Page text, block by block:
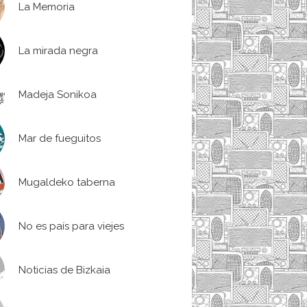
La Memoria
La mirada negra
Madeja Sonikoa
Mar de fueguitos
Mugaldeko taberna
No es país para viejes
Noticias de Bizkaia